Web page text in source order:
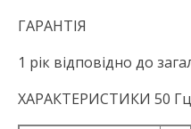
ГАРАНТІЯ
1 рік відповідно до
ХАРАКТЕРИСТИКИ 50 Гц